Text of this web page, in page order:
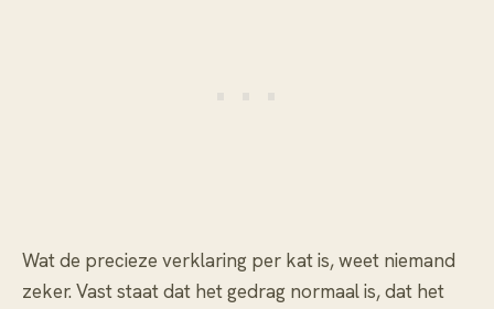
Wat de precieze verklaring per kat is, weet niemand
zeker. Vast staat dat het gedrag normaal is, dat het